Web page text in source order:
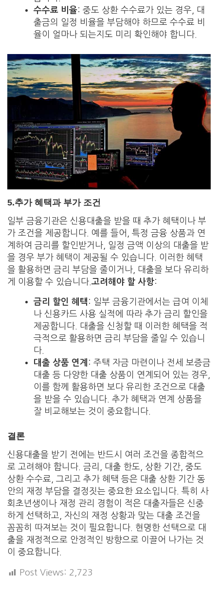
수수료 비율: 중도 상환 수수료가 있는 경우, 대
출금의 일정 비율을 부담해야 하므로 수수료 비
율이 얼마나 되는지도 미리 확인해야 합니다.
5.추가 혜택과 부가 조건
일부 금융기관은 신용대출을 받을 때 추가 혜택이나 부
가 조건을 제공합니다. 예를 들어, 특정 금융 상품과 연
계하여 금리를 할인받거나, 일정 금액 이상의 대출을 받
을 경우 부가 혜택이 제공될 수 있습니다. 이러한 혜택
을 활용하면 금리 부담을 줄이거나, 대출을 보다 유리하
게 이용할 수 있습니다. 고려해야 할 사항:
금리 할인 혜택 : 일부 금융기관에서는 급여 이체
나 신용카드 사용 실적에 따라 추가 금리 할인을
제공합니다. 대출을 신청할 때 이러한 혜택을 적
극적으로 활용하면 금리 부담을 줄일 수 있습니
다.
대출 상품 연계 : 주택 자금 마련이나 전세 보증금
대출 등 다양한 대출 상품이 연계되어 있는 경우,
이를 함께 활용하면 보다 유리한 조건으로 대출
을 받을 수 있습니다. 추가 혜택과 연계 상품을
잘 비교해보는 것이 중요합니다.
결론
신용대출을 받기 전에는 반드시 여러 조건을 종합적으
로 고려해야 합니다. 금리, 대출 한도, 상환 기간, 중도
상환 수수료, 그리고 추가 혜택 등은 대출 상환 기간 동
안의 재정 부담을 결정짓는 중요한 요소입니다. 특히 사
회초년생이나 재정 관리 경험이 적은 대출자들은 신중
하게 선택하고, 자신의 재정 상황과 맞는 대출 조건을
꼼꼼히 따져보는 것이 필요합니다. 현명한 선택으로 대
출을 재정적으로 안정적인 방향으로 이끌어 나가는 것
이 중요합니다.
Post Views: 2,723